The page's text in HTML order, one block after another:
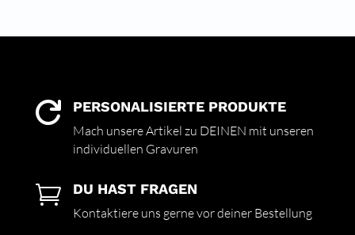
 PERSONALISIERTE PRODUKTE
Mach unsere Artikel zu DEINEN mit unseren
individuellen Gravuren
 DU HAST FRAGEN
Kontaktiere uns gerne vor deiner Bestellung